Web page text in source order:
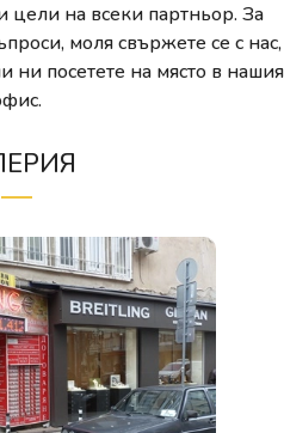
на всеки партньор. За
моля свържете се с нас,
ни посетете на място в нашия